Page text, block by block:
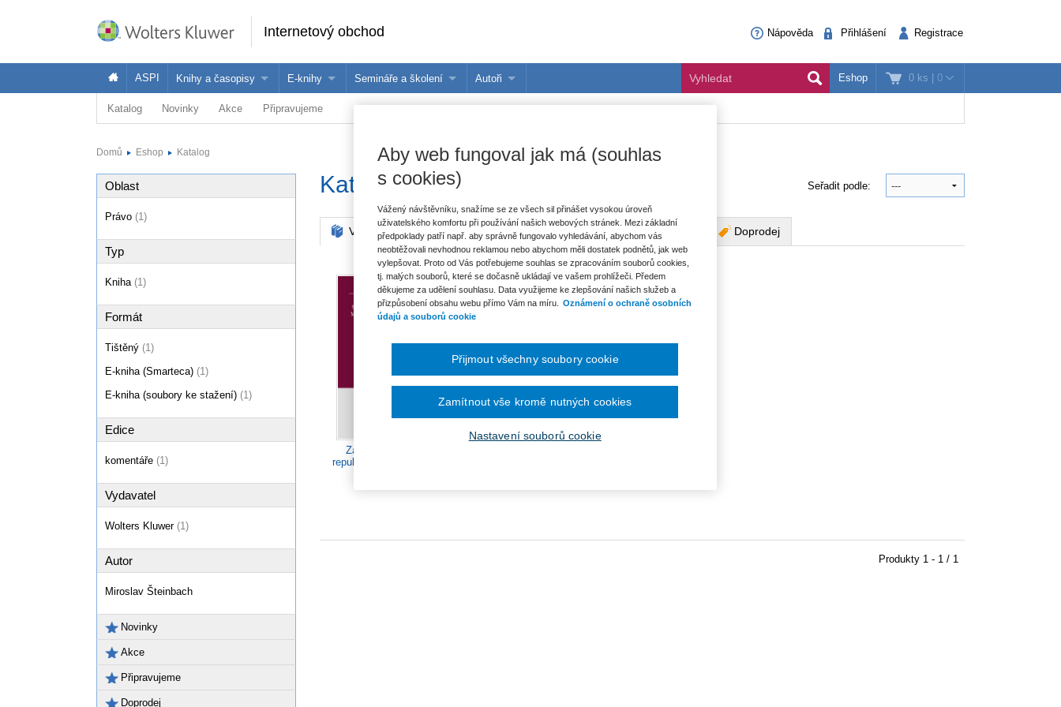
Internetový obchod Nápověda Přihlášení Registrace
0 ks | 0
ASPI Knihy a časopisy
Knihy
E-knihy
Jak na naše e-knihy?
Semináře a školení Autoři Eshop
Katalog Novinky Akce Připravujeme
Domů Eshop Katalog
Katalog Seřadit podle:
Všechny produkty Akce Novinky Připravujeme Doprodej
Zákon o Policii České
republiky (č. 273/2008 Sb.).
Produkty 1 - 1 / 1
Oblast
Právo (1)
Typ
Kniha (1)
Formát
Tištěný (1)
E-kniha (Smarteca) (1)
E-kniha (soubory ke stažení) (1)
Edice
komentáře (1)
Vydavatel
Wolters Kluwer (1)
Autor
Miroslav Šteinbach
Novinky
Akce
Připravujeme
Doprodej
Aby web fungoval jak má (souhlas
s cookies)
Vážený návštěvníku, snažíme se ze všech sil přinášet vysokou úroveň
uživatelského komfortu při používání našich webových stránek. Mezi základní
předpoklady patří např. aby správně fungovalo vyhledávání, abychom vás
neobtěžovali nevhodnou reklamou nebo abychom měli dostatek podnětů, jak web
vylepšovat. Proto od Vás potřebujeme souhlas se zpracováním souborů cookies,
tj. malých souborů, které se dočasně ukládají ve vašem prohlížeči. Předem
děkujeme za udělení souhlasu. Data využijeme ke zlepšování našich služeb a
přizpůsobení obsahu webu přímo Vám na míru.
Oznámení o ochraně osobních
údajů a souborů cookie
Nastavení souborů cookie
Zamítnout vše kromě nutných cookies
Přijmout všechny soubory cookie